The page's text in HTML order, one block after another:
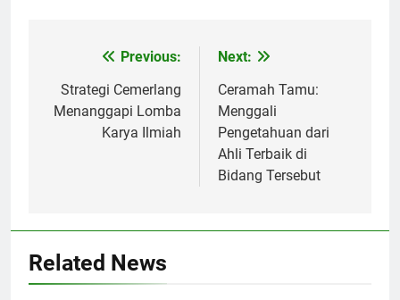
navigation
Previous:
Strategi Cemerlang
Menanggapi Lomba
Karya Ilmiah
Next:
Ceramah Tamu:
Menggali
Pengetahuan dari
Ahli Terbaik di
Bidang Tersebut
Related News